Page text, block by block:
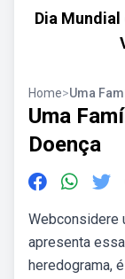
Dia Mundial
Home>Uma
Uma
Doença
Webconsidere
apresenta
heredograma,